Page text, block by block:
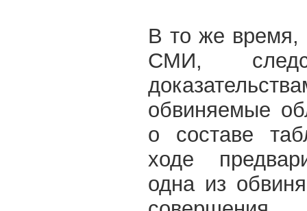
В то же время,
СМИ,
обвиняемые
о составе
ходе
одна из